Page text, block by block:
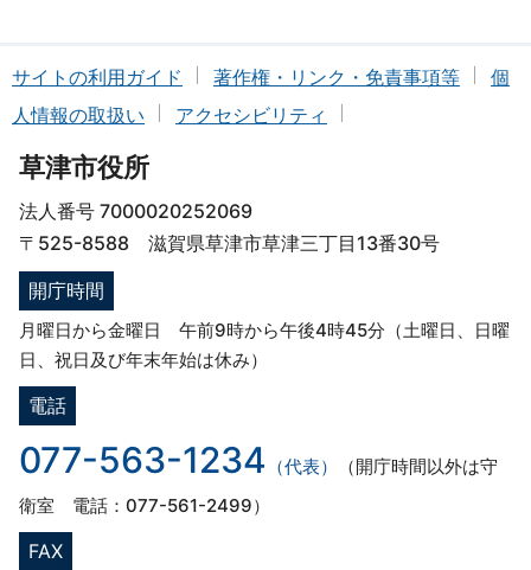
サイトの利用ガイド 著作権・リンク・免責事項等
個
人情報の取扱い
アクセシビリティ
草津市役所
法人番号 7000020252069
〒525-8588 滋賀県草津市草津三丁目13番30号
開庁時間
月曜日から金曜日 午前9時から午後4時45分（土曜日、日曜
日、祝日及び年末年始は休み）
電話
077-563-1234 （代表）
（開庁時間以外は守
衛室 電話：077-561-2499）
FAX